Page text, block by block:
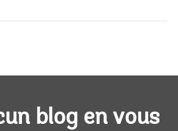
blog en vous